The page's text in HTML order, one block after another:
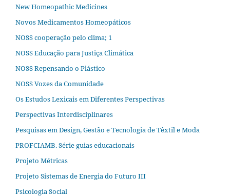
New Homeopathic Medicines
Novos Medicamentos Homeopáticos
NOSS cooperação pelo clima; 1
NOSS Educação para Justiça Climática
NOSS Repensando o Plástico
NOSS Vozes da Comunidade
Os Estudos Lexicais em Diferentes Perspectivas
Perspectivas Interdisciplinares
Pesquisas em Design, Gestão e Tecnologia de Têxtil e Moda
PROFCIAMB. Série guias educacionais
Projeto Métricas
Projeto Sistemas de Energia do Futuro III
Psicologia Social